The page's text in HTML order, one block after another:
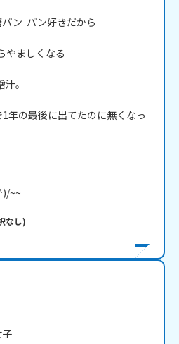
ン  パン好きだから
やましくなる
。
年の最後に出てたのに無くなっ
~~
なし)